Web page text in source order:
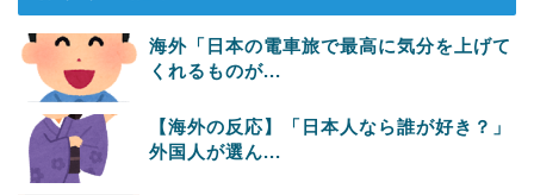
海外「日本の電車旅で最高に気分を上げて
くれるものが...
【海外の反応】「日本人なら誰が好き？」
外国人が選ん...